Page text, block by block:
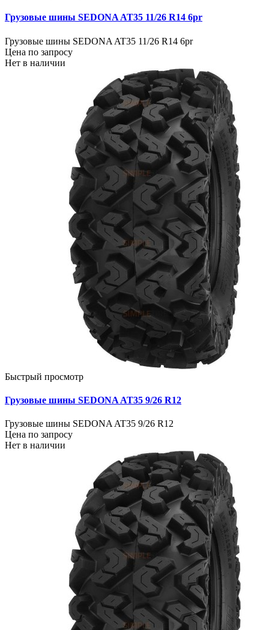
Грузовые шины SEDONA AT35 11/26 R14 6pr
Грузовые шины SEDONA AT35 11/26 R14 6pr
Цена по запросу
Нет в наличии
Быстрый просмотр
Грузовые шины SEDONA AT35 9/26 R12
Грузовые шины SEDONA AT35 9/26 R12
Цена по запросу
Нет в наличии